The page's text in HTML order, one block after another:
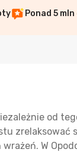
Ponad 5
od
zrelaksować
W